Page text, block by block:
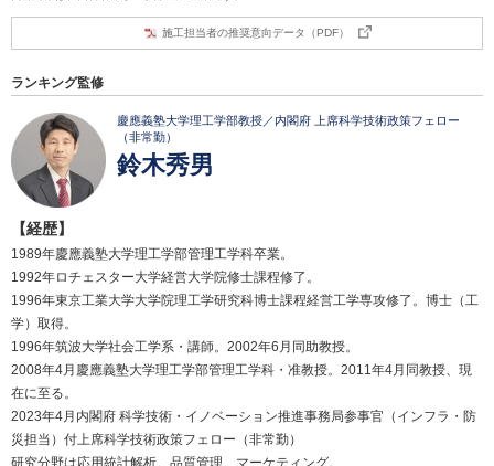
施工担当者の推奨意向データ（PDF）
ランキング監修
慶應義塾大学理工学部教授／内閣府 上席科学技術政策フェロー
（非常勤）
鈴木秀男
【経歴】
1989年慶應義塾大学理工学部管理工学科卒業。
1992年ロチェスター大学経営大学院修士課程修了。
1996年東京工業大学大学院理工学研究科博士課程経営工学専攻修了。博士（工
学）取得。
1996年筑波大学社会工学系・講師。2002年6月同助教授。
2008年4月慶應義塾大学理工学部管理工学科・准教授。2011年4月同教授、現
在に至る。
2023年4月内閣府 科学技術・イノベーション推進事務局参事官（インフラ・防
災担当）付上席科学技術政策フェロー（非常勤）
研究分野は応用統計解析、品質管理、マーケティング。